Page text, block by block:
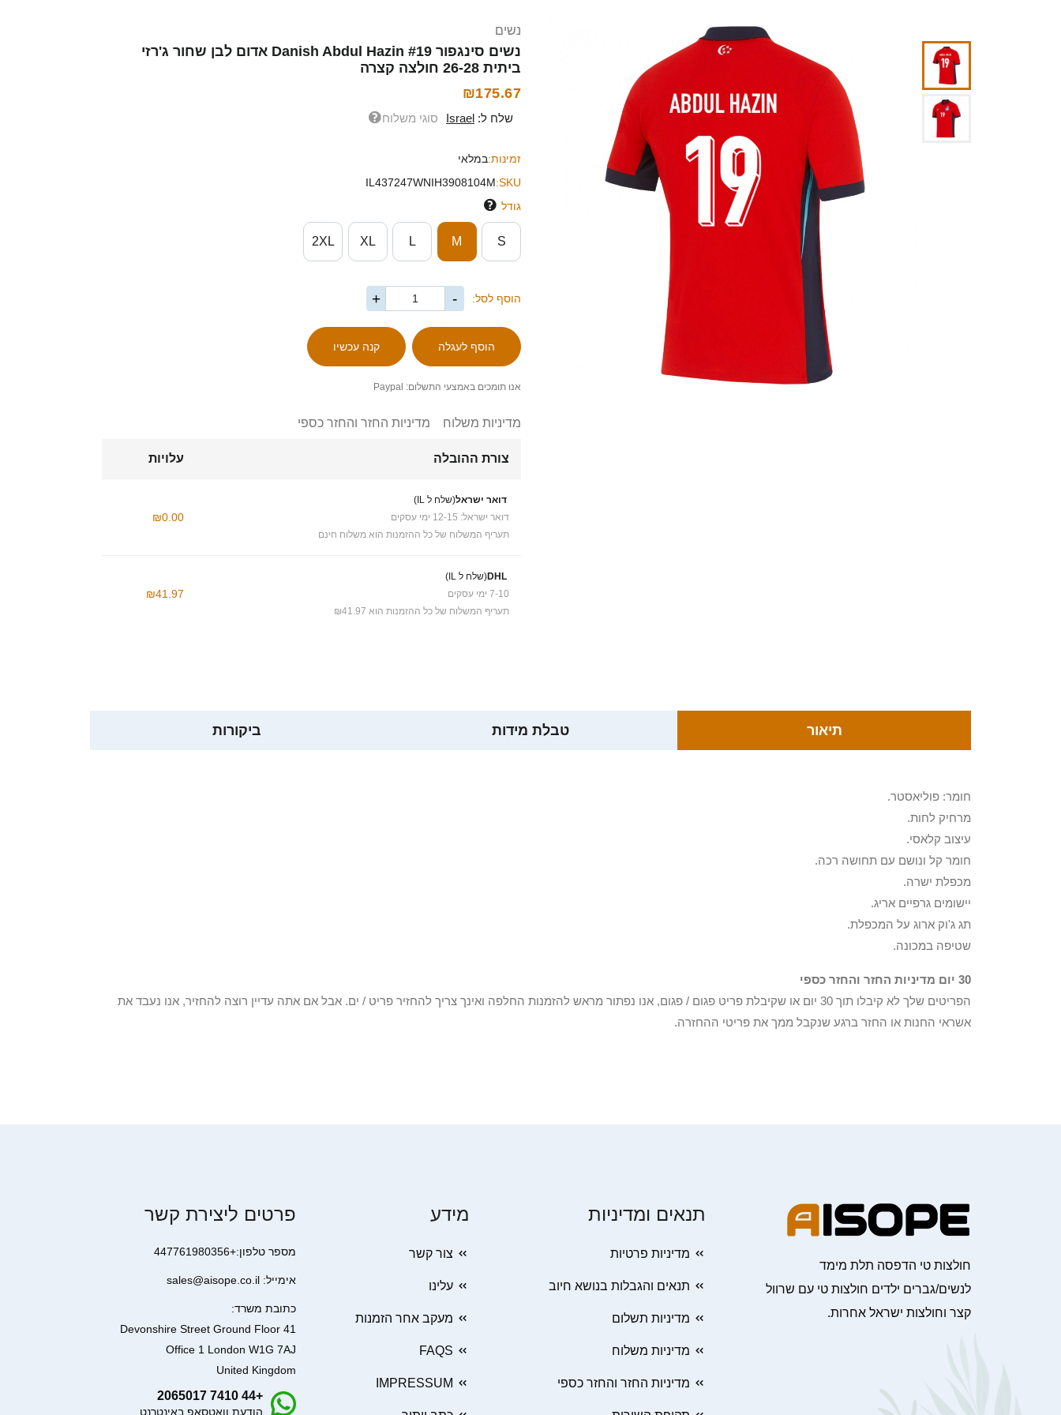
נשים
נשים סינגפור Danish Abdul Hazin #19 אדום לבן שחור ג'רזי
ביתית 26-28 חולצה קצרה
₪175.67
שלח ל: Israel סוגי משלוח
זמינות:במלאי
SKU:
IL437247WNIH3908104M
גודל
S
M
L
XL
2XL
הוסף לסל: -
+
אנו תומכים באמצעי התשלום: Paypal
מדיניות משלוח מדיניות החזר והחזר כספי
צורת ההובלה עלויות
דואר ישראל(שלח ל IL)
דואר ישראל: 12-15 ימי עסקים
תעריף המשלוח של כל ההזמנות הוא משלוח חינם
₪0.00
DHL(שלח ל IL)
7-10 ימי עסקים
תעריף המשלוח של כל ההזמנות הוא ₪41.97
₪41.97
תיאור טבלת מידות ביקורות
חומר: פוליאסטר.
מרחיק לחות.
עיצוב קלאסי.
חומר קל ונושם עם תחושה רכה.
מכפלת ישרה.
יישומים גרפיים אריג.
תג ג'וק ארוג על המכפלת.
שטיפה במכונה.
30 יום מדיניות החזר והחזר כספי
הפריטים שלך לא קיבלו תוך 30 יום או שקיבלת פריט פגום / פגום, אנו נפתור מראש להזמנות החלפה ואינך צריך להחזיר פריט / ים. אבל אם אתה עדיין רוצה להחזיר, אנו נעבד את
אשראי החנות או החזר ברגע שנקבל ממך את פריטי ההחזרה.
חולצות טי הדפסה תלת מימד
לנשים/גברים ילדים חולצות טי עם שרוול
קצר וחולצות ישראל אחרות.
תנאים ומדיניות
מדיניות פרטיות
תנאים והגבלות בנושא חיוב
מדיניות תשלום
מדיניות משלוח
מדיניות החזר והחזר כספי
מידע
צור קשר
עלינו
מעקב אחר הזמנות
FAQS
IMPRESSUM
פרטים ליצירת קשר
מספר טלפון:+447761980356
אימייל: sales@aisope.co.il
כתובת משרד:
41 Devonshire Street Ground Floor
Office 1 London W1G 7AJ
United Kingdom
+44 7410 2065017
הודעת וואטסאפ באינטרנט